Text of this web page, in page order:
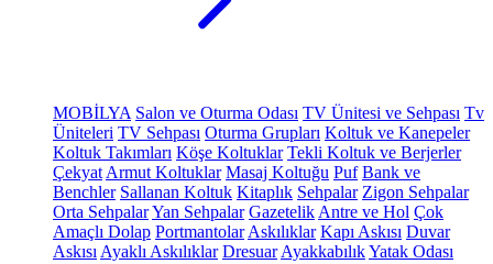
MOBİLYA Salon ve Oturma Odası TV Ünitesi ve Sehpası Tv
Üniteleri TV Sehpası Oturma Grupları Koltuk ve Kanepeler
Koltuk Takımları Köşe Koltuklar Tekli Koltuk ve Berjerler
Çekyat Armut Koltuklar Masaj Koltuğu Puf Bank ve
Benchler Sallanan Koltuk Kitaplık Sehpalar Zigon Sehpalar
Orta SehpalarYan Sehpalar Gazetelik Antre ve Hol Çok
Amaçlı Dolap Portmantolar Askılıklar Kapı Askısı Duvar
Askısı Ayaklı Askılıklar Dresuar AyakkabılıkYatak Odası